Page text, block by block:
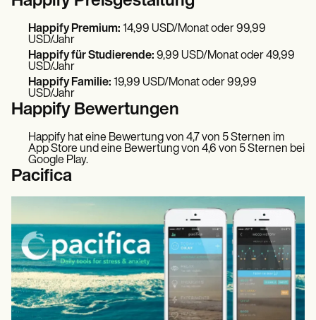
Happify Premium: 14,99 USD/Monat oder 99,99
USD/Jahr
Happify für Studierende: 9,99 USD/Monat oder 49,99
USD/Jahr
Happify Familie: 19,99 USD/Monat oder 99,99
USD/Jahr
Happify Bewertungen
Happify hat eine Bewertung von 4,7 von 5 Sternen im
App Store und eine Bewertung von 4,6 von 5 Sternen bei
Google Play.
Pacifica